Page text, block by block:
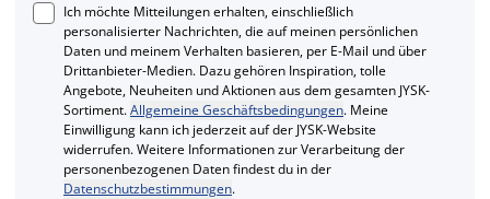
Ich möchte Mitteilungen erhalten, einschließlich
personalisierter Nachrichten, die auf meinen persönlichen
Daten und meinem Verhalten basieren, per E-Mail und über
Drittanbieter-Medien. Dazu gehören Inspiration, tolle
Angebote, Neuheiten und Aktionen aus dem gesamten JYSK-
Sortiment.Allgemeine Geschäftsbedingungen. Meine
Einwilligung kann ich jederzeit auf der JYSK-Website
widerrufen. Weitere Informationen zur Verarbeitung der
personenbezogenen Daten findest du in der
Datenschutzbestimmungen.